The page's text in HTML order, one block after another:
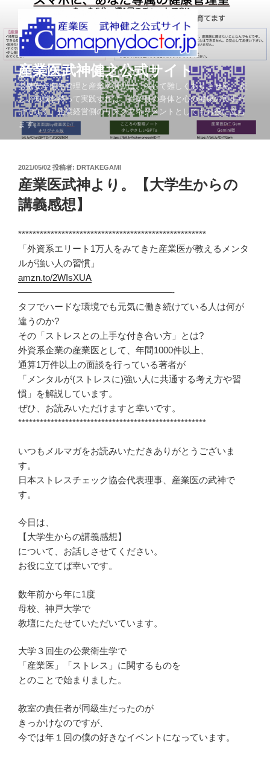
テ
ン
プ
産業医武神健之公式サイト
労働安全衛生管理と産業医活動は、決して難しくありません。 正
しい知識を持って実践すれば、従業員の身体と心の健康の実現だ
けでなく、企業経営側のリスクマネジメントとしてもお役に立ち
ます。
投
稿
日:
2021/05/02 投稿者: DRTAKEGAMI
産業医武神より。【大学生からの
講義感想】
****************************************************
「外資系エリート1万人をみてきた産業医が教えるメンタ
ルが強い人の習慣」
amzn.to/2WIsXUA
—————————————————-
タフでハードな環境でも元気に働き続けている人は何が
違うのか?
その「ストレスとの上手な付き合い方」とは?
外資系企業の産業医として、年間1000件以上、
通算1万件以上の面談を行っている著者が
「メンタルが(ストレスに)強い人に共通する考え方や習
慣」を解説しています。
ぜひ、お読みいただけますと幸いです。
****************************************************
いつもメルマガをお読みいただきありがとうございま
す。
日本ストレスチェック協会代表理事、産業医の武神で
す。
今日は、
【大学生からの講義感想】
について、お話しさせてください。
お役に立てば幸いです。
数年前から年に1度
母校、神戸大学で
教壇にたたせていただいています。
大学３回生の公衆衛生学で
「産業医」「ストレス」に関するものを
とのことで始まりました。
教室の責任者が同級生だったのが
きっかけなのですが、
今では年１回の僕の好きなイベントになっています。